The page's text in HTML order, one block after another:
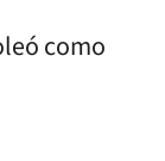
como